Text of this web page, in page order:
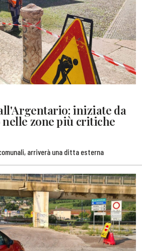
iniziate da
zone più critiche
arriverà una ditta esterna